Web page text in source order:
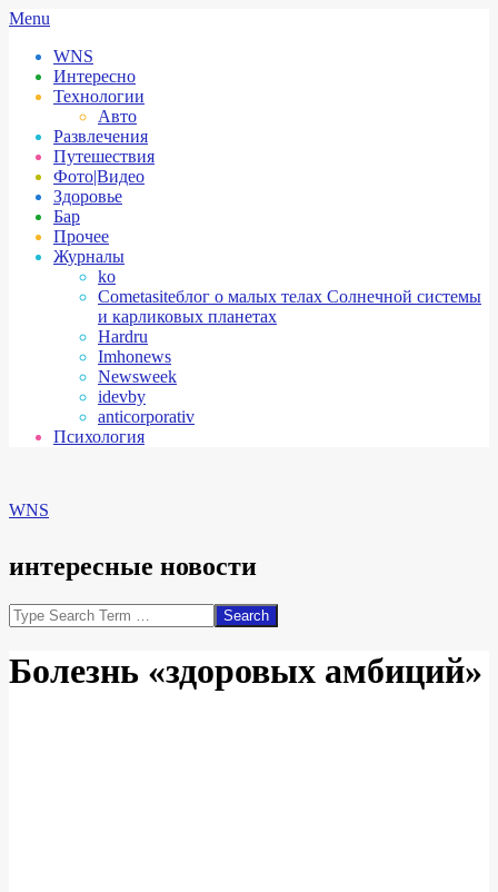
Skip
content
Secondary
Menu
Menu
WNS
Интересно
Технологии
Авто
Развлечения
Путешествия
Фото|Видео
Здоровье
Бар
Прочее
Журналы
ko
Cometasiteблог о малых телах Солнечной системы
и карликовых планетах
Hardru
Imhonews
Newsweek
idevby
anticorporativ
Психология
WNS
интересные новости
Search
Болезнь «здоровых амбиций»